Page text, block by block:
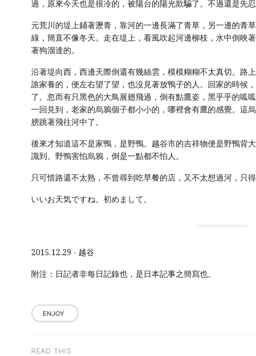
過，原來今天也是很冷的，被陽台的陽光欺騙了。不過還是先
元荒川的堤上鋪著瀝青，靠河的一邊長滿了青草，另一邊的青
綠，簡直不像冬天。走在堤上，看風吹起河邊柳枝，水中倒映
著狗溜達的。
沿著堤向西，西邊天際倒還有幾絲雲，模模糊糊不太真切。路
誰家養的，便左右望了望，也沒見著放鴨子的人。回家的時候
了。忽而有只黑色的大鳥展翅飛過，倒有點鷹姿，黑乎乎的呱
一回見到，老家的烏鴉個子都小小的，哪裡會有鷹的感覺。這
膀跳著飛往河中了。
後來才知道這不是家鴨，是野鴨。越谷市的吉祥物便是野鴨背
識到。野鴨害怕烏鴉，倒是一點都不怕人。
只可惜路還不太熟，不曾尋到吃早餐的店，又不太想過河，只
いいお天気ですね。初めまして。
2015.12.29 - 越谷
附注：日記者非每日記錄也，是日本記事之簡寫也。
ENJOY
READ THIS